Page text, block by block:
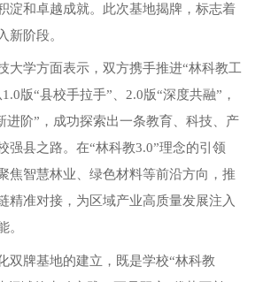
淀和卓越成就。此次基地揭牌，标志着
新阶段。
大学方面表示，双方携手推进“林科教工
版“县校手拉手”、2.0版“深度共融”，
进阶”，成功探索出一条教育、科技、产
强县之路。在“林科教3.0”理念的引领
焦智慧林业、绿色材料等前沿方向，推
精准对接，为区域产业高质量发展注入
。
双牌基地的建立，既是学校“林科教